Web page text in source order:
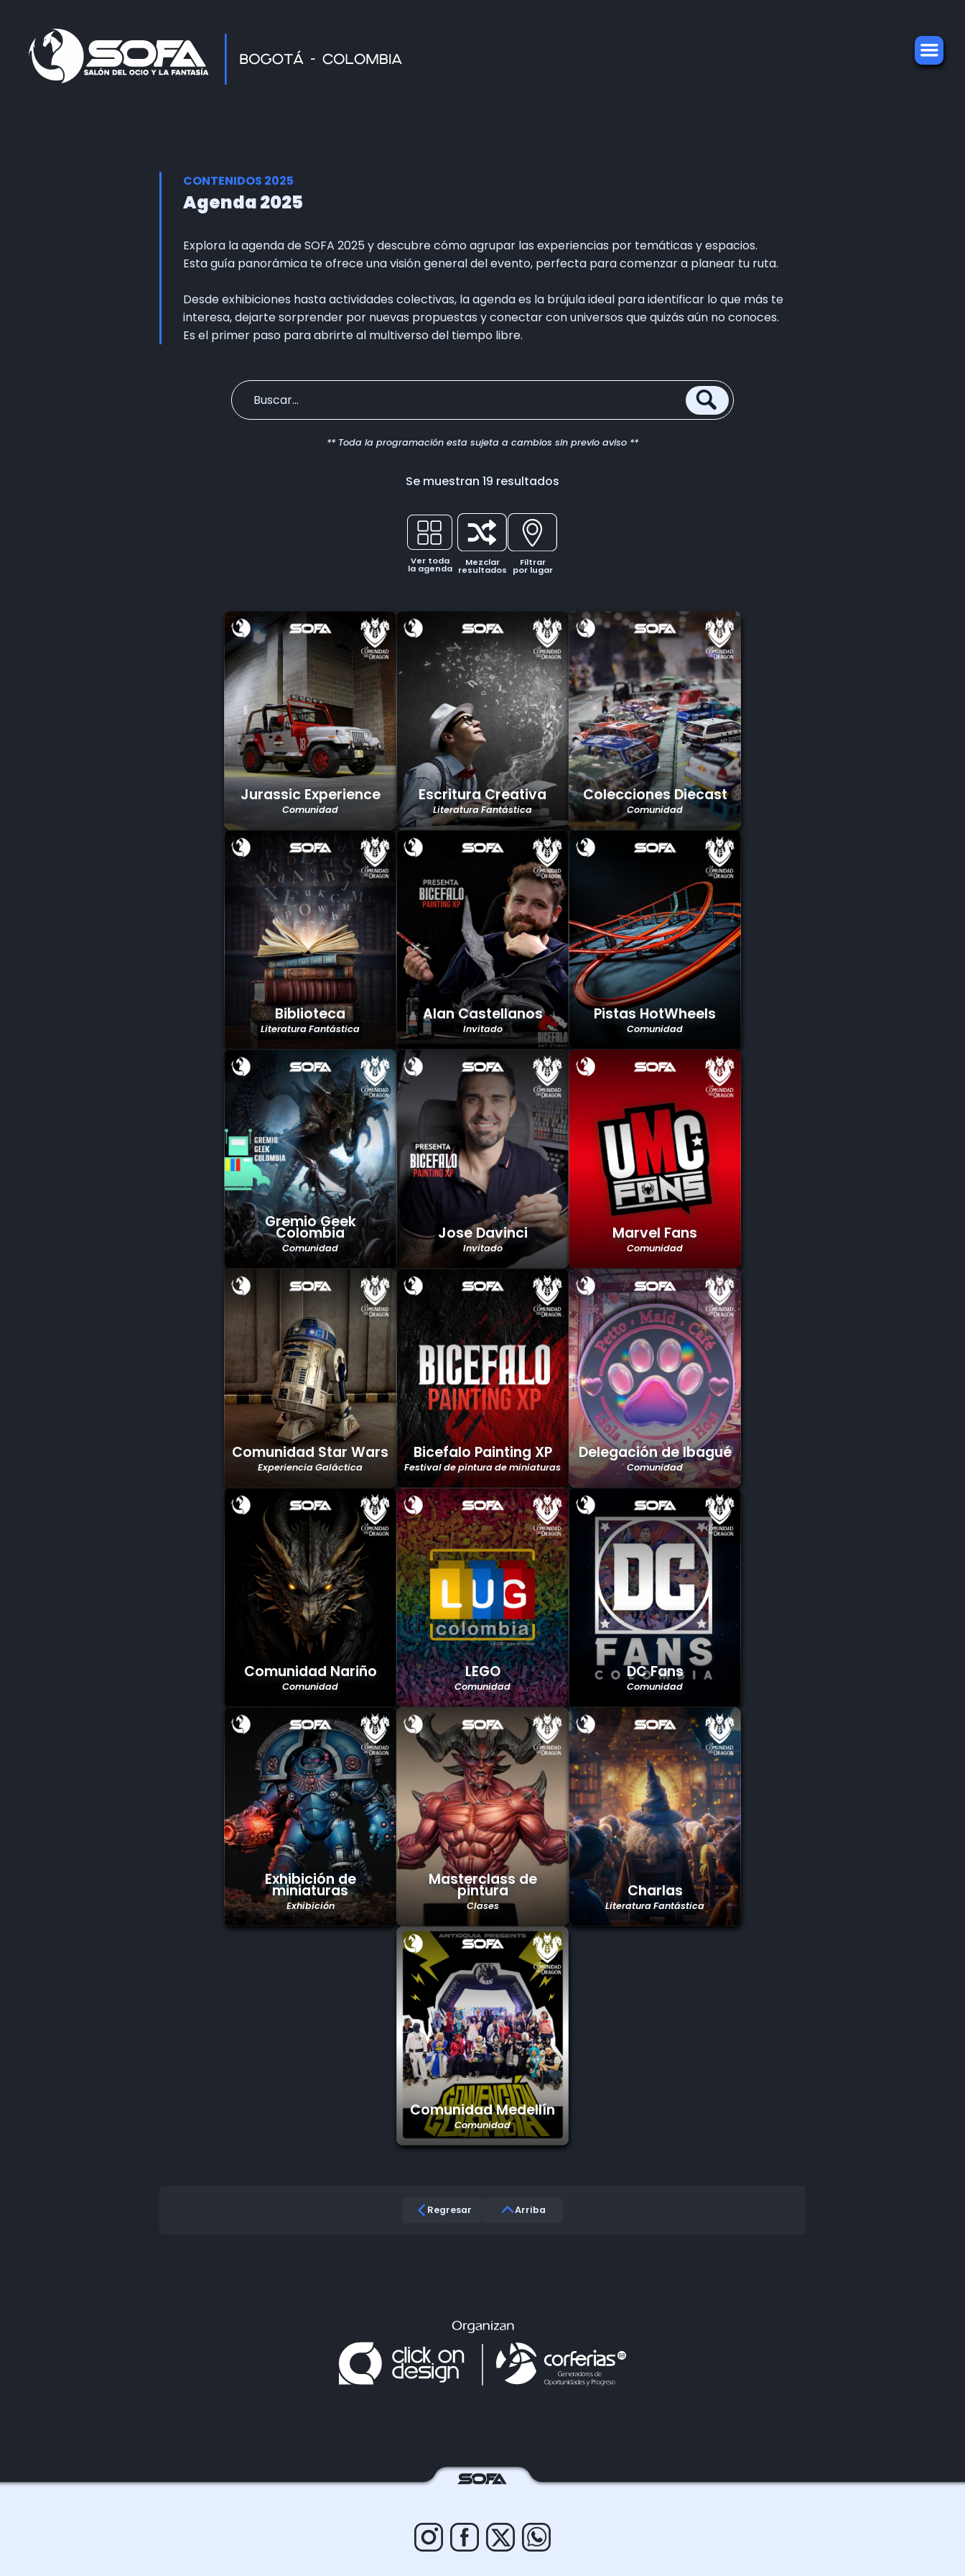
CONTENIDOS 2025
Agenda 2025
Explora la agenda de SOFA 2025 y descubre cómo agrupar las experiencias por temáticas y espacios.
Esta guía panorámica te ofrece una visión general del evento, perfecta para comenzar a planear tu ruta.
Desde exhibiciones hasta actividades colectivas, la agenda es la brújula ideal para identificar lo que más te
interesa, dejarte sorprender por nuevas propuestas y conectar con universos que quizás aún no conoces.
Es el primer paso para abrirte al multiverso del tiempo libre.
** Toda la programación esta sujeta a cambios sin previo aviso **
Se muestran 19 resultados
Ver toda
la agenda
Mezclar
resultados
Filtrar
por lugar
Jurassic Experience
Comunidad
Escritura Creativa
Literatura Fantástica
Colecciones Diecast
Comunidad
Biblioteca
Literatura Fantástica
Alan Castellanos
Invitado
Pistas HotWheels
Comunidad
Gremio Geek
Colombia
Comunidad
Jose Davinci
Invitado
Marvel Fans
Comunidad
Comunidad Star Wars
Experiencia Galáctica
Bicefalo Painting XP
Festival de pintura de miniaturas
Delegación de Ibagué
Comunidad
Comunidad Nariño
Comunidad
LEGO
Comunidad
DC Fans
Comunidad
Exhibición de
miniaturas
Exhibición
Masterclass de
pintura
Clases
Charlas
Literatura Fantástica
Comunidad Medellín
Comunidad
Regresar Arriba